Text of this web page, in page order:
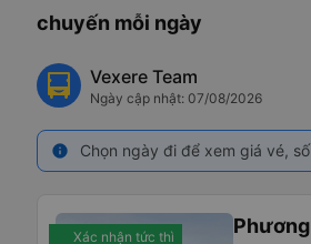
chuyến mỗi ngày
Vexere Team
Ngày cập nhật: 07/08/2026
info Chọn ngày đi để xem giá vé,
Xác nhận tức thì